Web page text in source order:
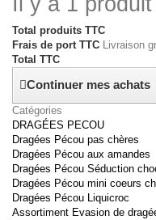
Total produits TTC
Frais de port TTC Livraison
Total TTC
Continuer mes achats
Catégories
DRAGÉES PECOU
Dragées Pécou pas chères
Dragées Pécou aux amandes
Dragées Pécou Séduction
Dragées Pécou mini coeurs
Dragées Pécou Liquicroc
Assortiment Evasion de